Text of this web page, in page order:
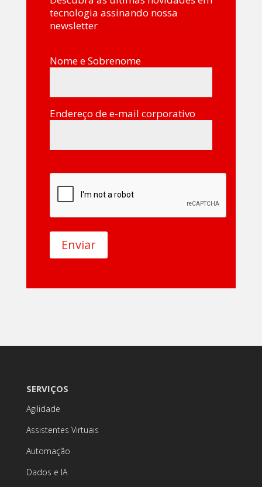
tecnologia assinando nossa
newsletter
Nome e Sobrenome
Endereço de e-mail corporativo
Enviar
SERVIÇOS
Agilidade
Assistentes Virtuais
Automação
Dados e IA